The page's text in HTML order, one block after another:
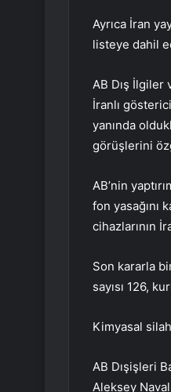
Ayrıca İran
listeye dahil
AB Dış İlgiler
İranlı
yanında
görüşlerini
AB’nin
fon yasağını
cihazlarının
Son kararla
sayısı 126,
Kimyasal
AB Dışişleri
Aleksey